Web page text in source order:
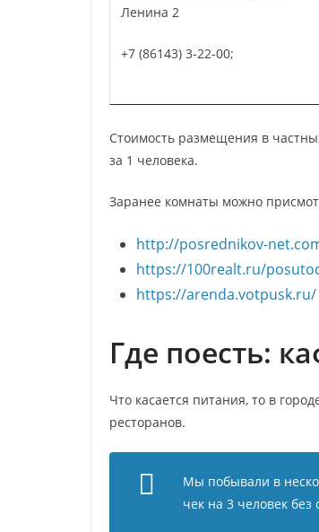
Ленина 2
+7 (86143) 3-22-00;
Стоимость размещения в
за 1 человека.
Заранее комнаты можно
http://posrednikov-
https://100realt.ru/
https://arenda.votpusk.ru/
Где поесть:
Что касается питания, то в
ресторанов.
Мы побывали в
чек на 3 человек